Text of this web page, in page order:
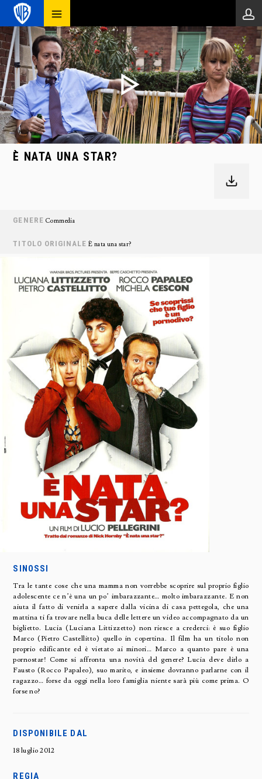
È NATA UNA STAR?
GENERE Commedia
TITOLO ORIGINALE È nata una star?
SINOSSI
Tra le tante cose che una mamma non vorrebbe scoprire sul proprio figlio
adolescente ce n’è una un po’ imbarazzante… molto imbarazzante. E non
aiuta il fatto di venirla a sapere dalla vicina di casa pettegola, che una
mattina ti fa trovare nella buca delle lettere un video accompagnato da un
biglietto. Lucia (Luciana Littizzetto) non riesce a crederci: è suo figlio
Marco (Pietro Castellitto) quello in copertina. Il film ha un titolo non
proprio edificante ed è vietato ai minori… Marco a quanto pare è una
pornostar! Come si affronta una novità del genere? Lucia deve dirlo a
Fausto (Rocco Papaleo), suo marito, e insieme dovranno parlarne con il
ragazzo… forse da oggi nella loro famiglia niente sarà più come prima. O
forse no?
DISPONIBILE DAL
18 luglio 2012
REGIA